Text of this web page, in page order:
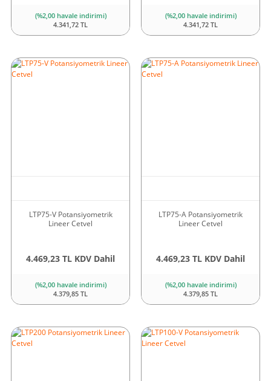
(%2,00 havale indirimi)
4.341,72 TL
(%2,00 havale indirimi)
4.341,72 TL
LTP75-V Potansiyometrik
Lineer Cetvel
4.469,23 TL KDV Dahil
(%2,00 havale indirimi)
4.379,85 TL
LTP75-A Potansiyometrik
Lineer Cetvel
4.469,23 TL KDV Dahil
(%2,00 havale indirimi)
4.379,85 TL